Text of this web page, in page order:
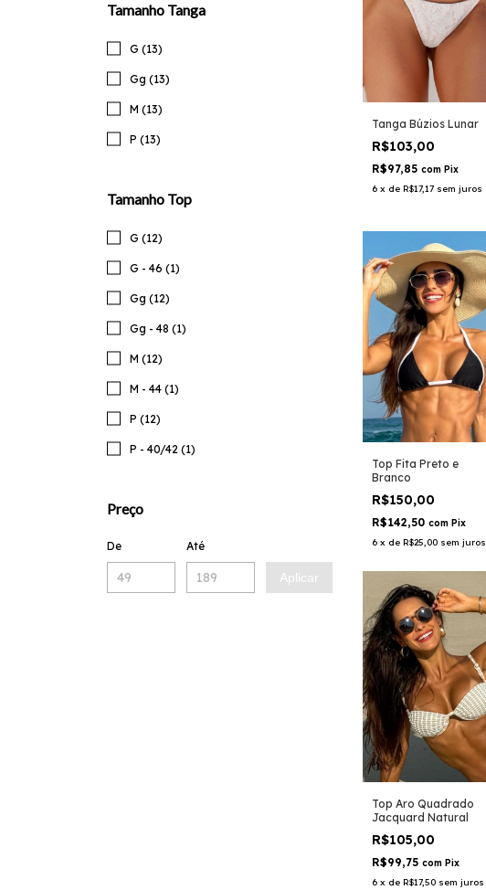
Tamanho Tanga
G (13)
Gg (13)
M (13)
P (13)
Tamanho Top
G (12)
G - 46 (1)
Gg (12)
Gg - 48 (1)
M (12)
M - 44 (1)
P (12)
P - 40/42 (1)
Preço
De Até
Aplicar
Tanga Búzios Lunar
R$103,00
R$97,85 com Pix
6 x de R$17,17 sem juros
Top Fita Preto e
Branco
R$150,00
R$142,50 com Pix
6 x de R$25,00 sem juros
Top Aro Quadrado
Jacquard Natural
R$105,00
R$99,75 com Pix
6 x de R$17,50 sem juros